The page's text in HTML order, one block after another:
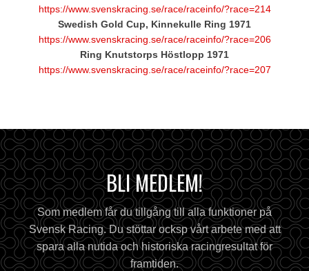
https://www.svenskracing.se/race/raceinfo/?race=214
Swedish Gold Cup, Kinnekulle Ring 1971
https://www.svenskracing.se/race/raceinfo/?race=206
Ring Knutstorps Höstlopp 1971
https://www.svenskracing.se/race/raceinfo/?race=207
BLI MEDLEM!
Som medlem får du tillgång till alla funktioner på
Svensk Racing. Du stöttar ocksp vårt arbete med att
spara alla nutida och historiska racingresultat för
framtiden.